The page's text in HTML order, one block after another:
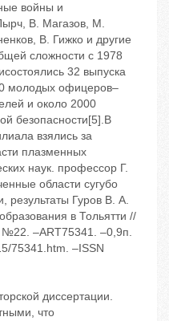
войны и
В. Магазов, М.
В. Гижко и другие
сложности с 1978
32 выпуска
молодых офицеров–
и около 2000
безопасности[5].В
взялись за
плазменных
наук. профессор Г.
области сугубо
результаты Гуров В. А.
в Тольятти //
№22. –ART75341. –0,9п.
75341.htm. –ISSN
диссертации.
что